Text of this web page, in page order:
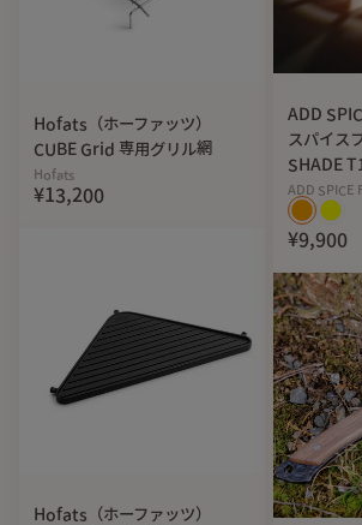
機能性ループ
ジッパー両サイドには開け閉めをサポート
り、片方は夜間視認性を考慮しリフレクテ
片方はZEROGRAMロゴ入りウエイビング
Hofats（ホーファッツ）
CUBE Grid 専用グリル網
Hofats
¥13,200
Hofats（ホーファッツ）
ADD
スパイス
SHADE T1
ADD SPICE
¥9,900